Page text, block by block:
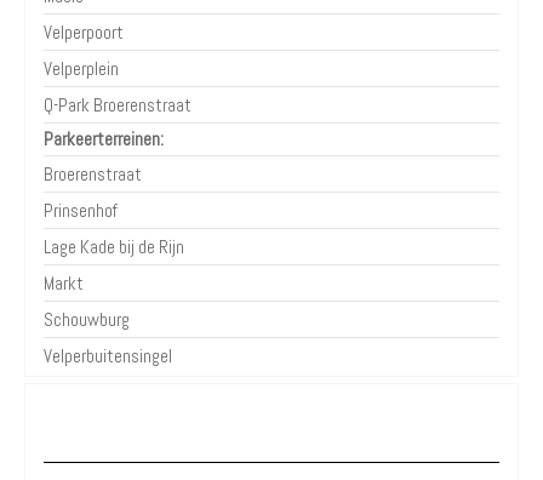
Velperpoort
Velperplein
Q-Park Broerenstraat
Parkeerterreinen:
Broerenstraat
Prinsenhof
Lage Kade bij de Rijn
Markt
Schouwburg
Velperbuitensingel